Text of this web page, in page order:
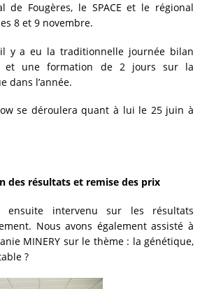
de Fougères, le SPACE et le régional
8 et 9 novembre.
y a eu la traditionnelle journée bilan
et une formation de 2 jours sur la
dans l’année.
se déroulera quant à lui le 25 juin à
des résultats et remise des prix
ensuite intervenu sur les résultats
Nous avons également assisté à
MINERY sur le thème : la génétique,
?